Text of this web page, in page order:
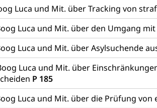
Luca und Mit. über Tracking von
Luca und Mit. über den Umgang
Luca und Mit. über Asylsuchende
Luca und Mit. über
P 185
Luca und Mit. über die Prüfung von
Zivildienst ZIVI
Schutzraum, Schutzraumbaupflicht